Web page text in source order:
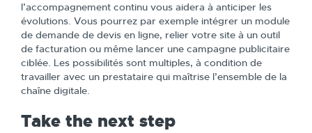
l’accompagnement continu vous aidera à anticiper les
évolutions. Vous pourrez par exemple intégrer un module
de demande de devis en ligne, relier votre site à un outil
de facturation ou même lancer une campagne publicitaire
ciblée. Les possibilités sont multiples, à condition de
travailler avec un prestataire qui maîtrise l’ensemble de la
chaîne digitale.
Take the next step